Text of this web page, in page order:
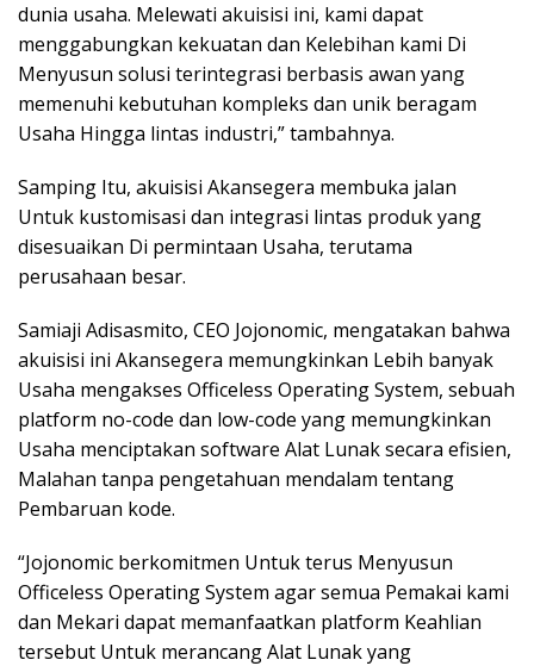
dunia usaha. Melewati akuisisi ini, kami dapat
menggabungkan kekuatan dan Kelebihan kami Di
Menyusun solusi terintegrasi berbasis awan yang
memenuhi kebutuhan kompleks dan unik beragam
Usaha Hingga lintas industri,” tambahnya.
Samping Itu, akuisisi Akansegera membuka jalan
Untuk kustomisasi dan integrasi lintas produk yang
disesuaikan Di permintaan Usaha, terutama
perusahaan besar.
Samiaji Adisasmito, CEO Jojonomic, mengatakan bahwa
akuisisi ini Akansegera memungkinkan Lebih banyak
Usaha mengakses Officeless Operating System, sebuah
platform no-code dan low-code yang memungkinkan
Usaha menciptakan software Alat Lunak secara efisien,
Malahan tanpa pengetahuan mendalam tentang
Pembaruan kode.
“Jojonomic berkomitmen Untuk terus Menyusun
Officeless Operating System agar semua Pemakai kami
dan Mekari dapat memanfaatkan platform Keahlian
tersebut Untuk merancang Alat Lunak yang